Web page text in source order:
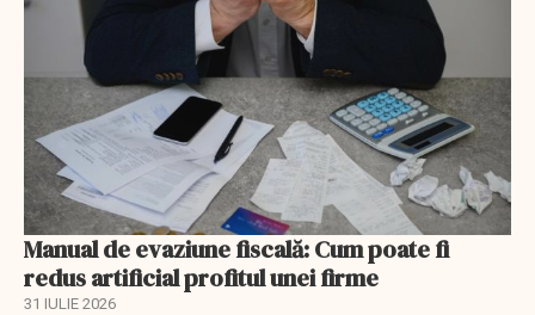
Manual de evaziune fiscală: Cum poate fi
redus artificial profitul unei firme
31 IULIE 2026